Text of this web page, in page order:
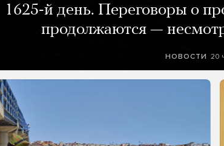
1625-й день. Переговоры о
продолжаются —
НОВОСТИ 20